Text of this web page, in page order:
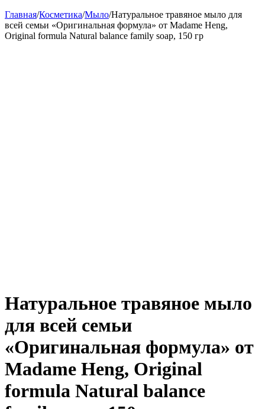
Главная/Косметика/Мыло/Натуральное травяное мыло для
всей семьи «Оригинальная формула» от Madame Heng,
Original formula Natural balance family soap, 150 гр
Натуральное травяное мыло
для всей семьи
«Оригинальная формула» от
Madame Heng, Original
formula Natural balance